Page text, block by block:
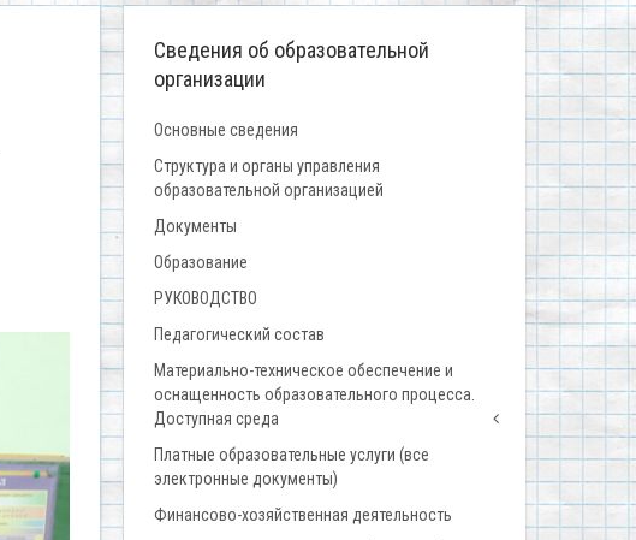
Сведения об образовательной
организации
Основные сведения
Структура и органы управления
образовательной организацией
Документы
Образование
РУКОВОДСТВО
Педагогический состав
Материально-техническое обеспечение и
оснащенность образовательного процесса.
Доступная среда
Платные образовательные услуги (все
электронные документы)
Финансово-хозяйственная деятельность